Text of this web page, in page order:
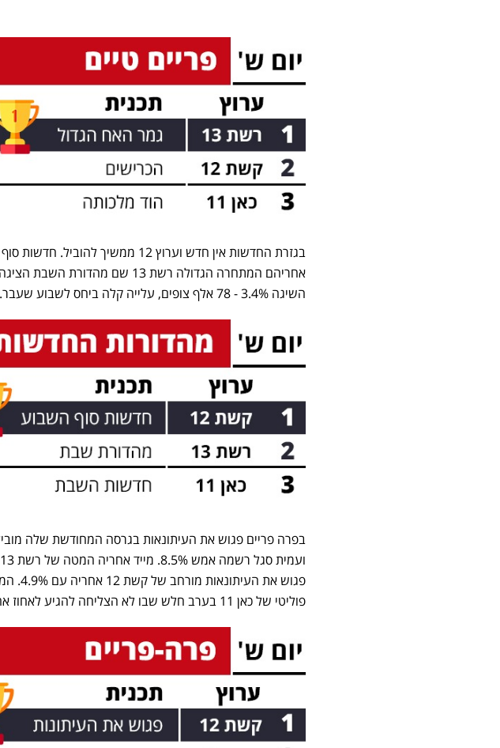
השיגה 3.4% - 78 אלף צופים, עלייה קלה ביחס לשבוע שעבר.
בפרה פריים פגוש את העיתונאות בגרסה המחודשת שלה
פוליטי של כאן 11 בערב חלש שבו לא הצליחה להגיע לאחוז אחד – 0.7% בלבד.